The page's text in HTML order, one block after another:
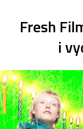
Fresh
i